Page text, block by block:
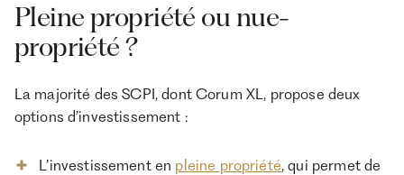
Pleine propriété ou nue-
propriété ?
La majorité des SCPI, dont Corum XL, propose deux
options d’investissement :
L’investissement en pleine propriété, qui permet de